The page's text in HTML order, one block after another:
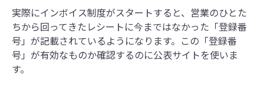
実際にインボイス制度がスタートすると、営業のひとた
ちから回ってきたレシートに今まではなかった「登録番
号」が記載されているようになります。この「登録番
号」が有効なものか確認するのに公表サイトを使いま
す。